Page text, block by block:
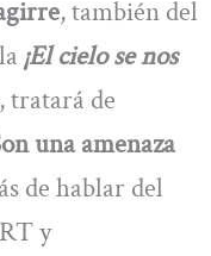
, también del
¡El cielo se nos
tratará de
una amenaza
de hablar del
y